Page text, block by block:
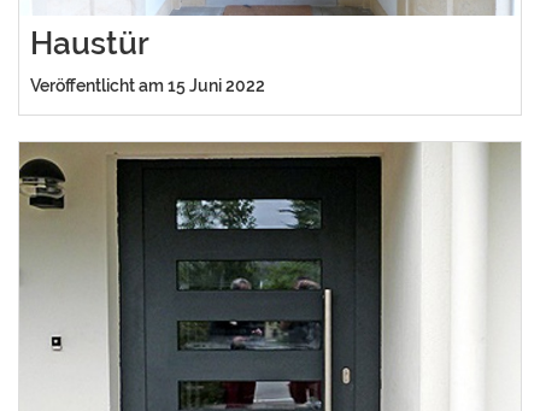
Haustür
Veröffentlicht am 15 Juni 2022